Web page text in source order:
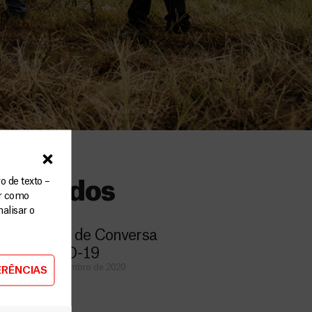
de texto –
como
o
Rodas de Conversa
COVID-19
1 de Setembro de 2020